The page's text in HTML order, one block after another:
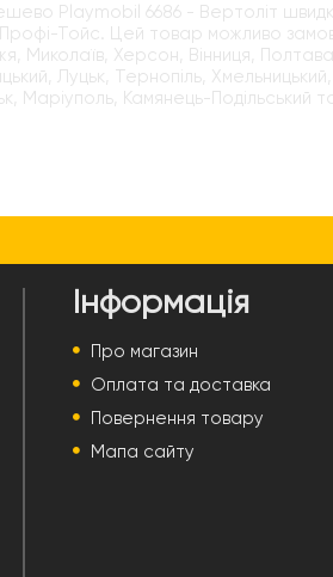
Playmobil 6686 - Вертоліт
Профі-Тойс. Цей товар можливо
Миколаїв, Херсон, Вінниця,
Луцьк, Тернопіль,
Маріуполь, Камянець-Подільський
Інформація
Про магазин
Оплата та доставка
Повернення товару
Мапа сайту